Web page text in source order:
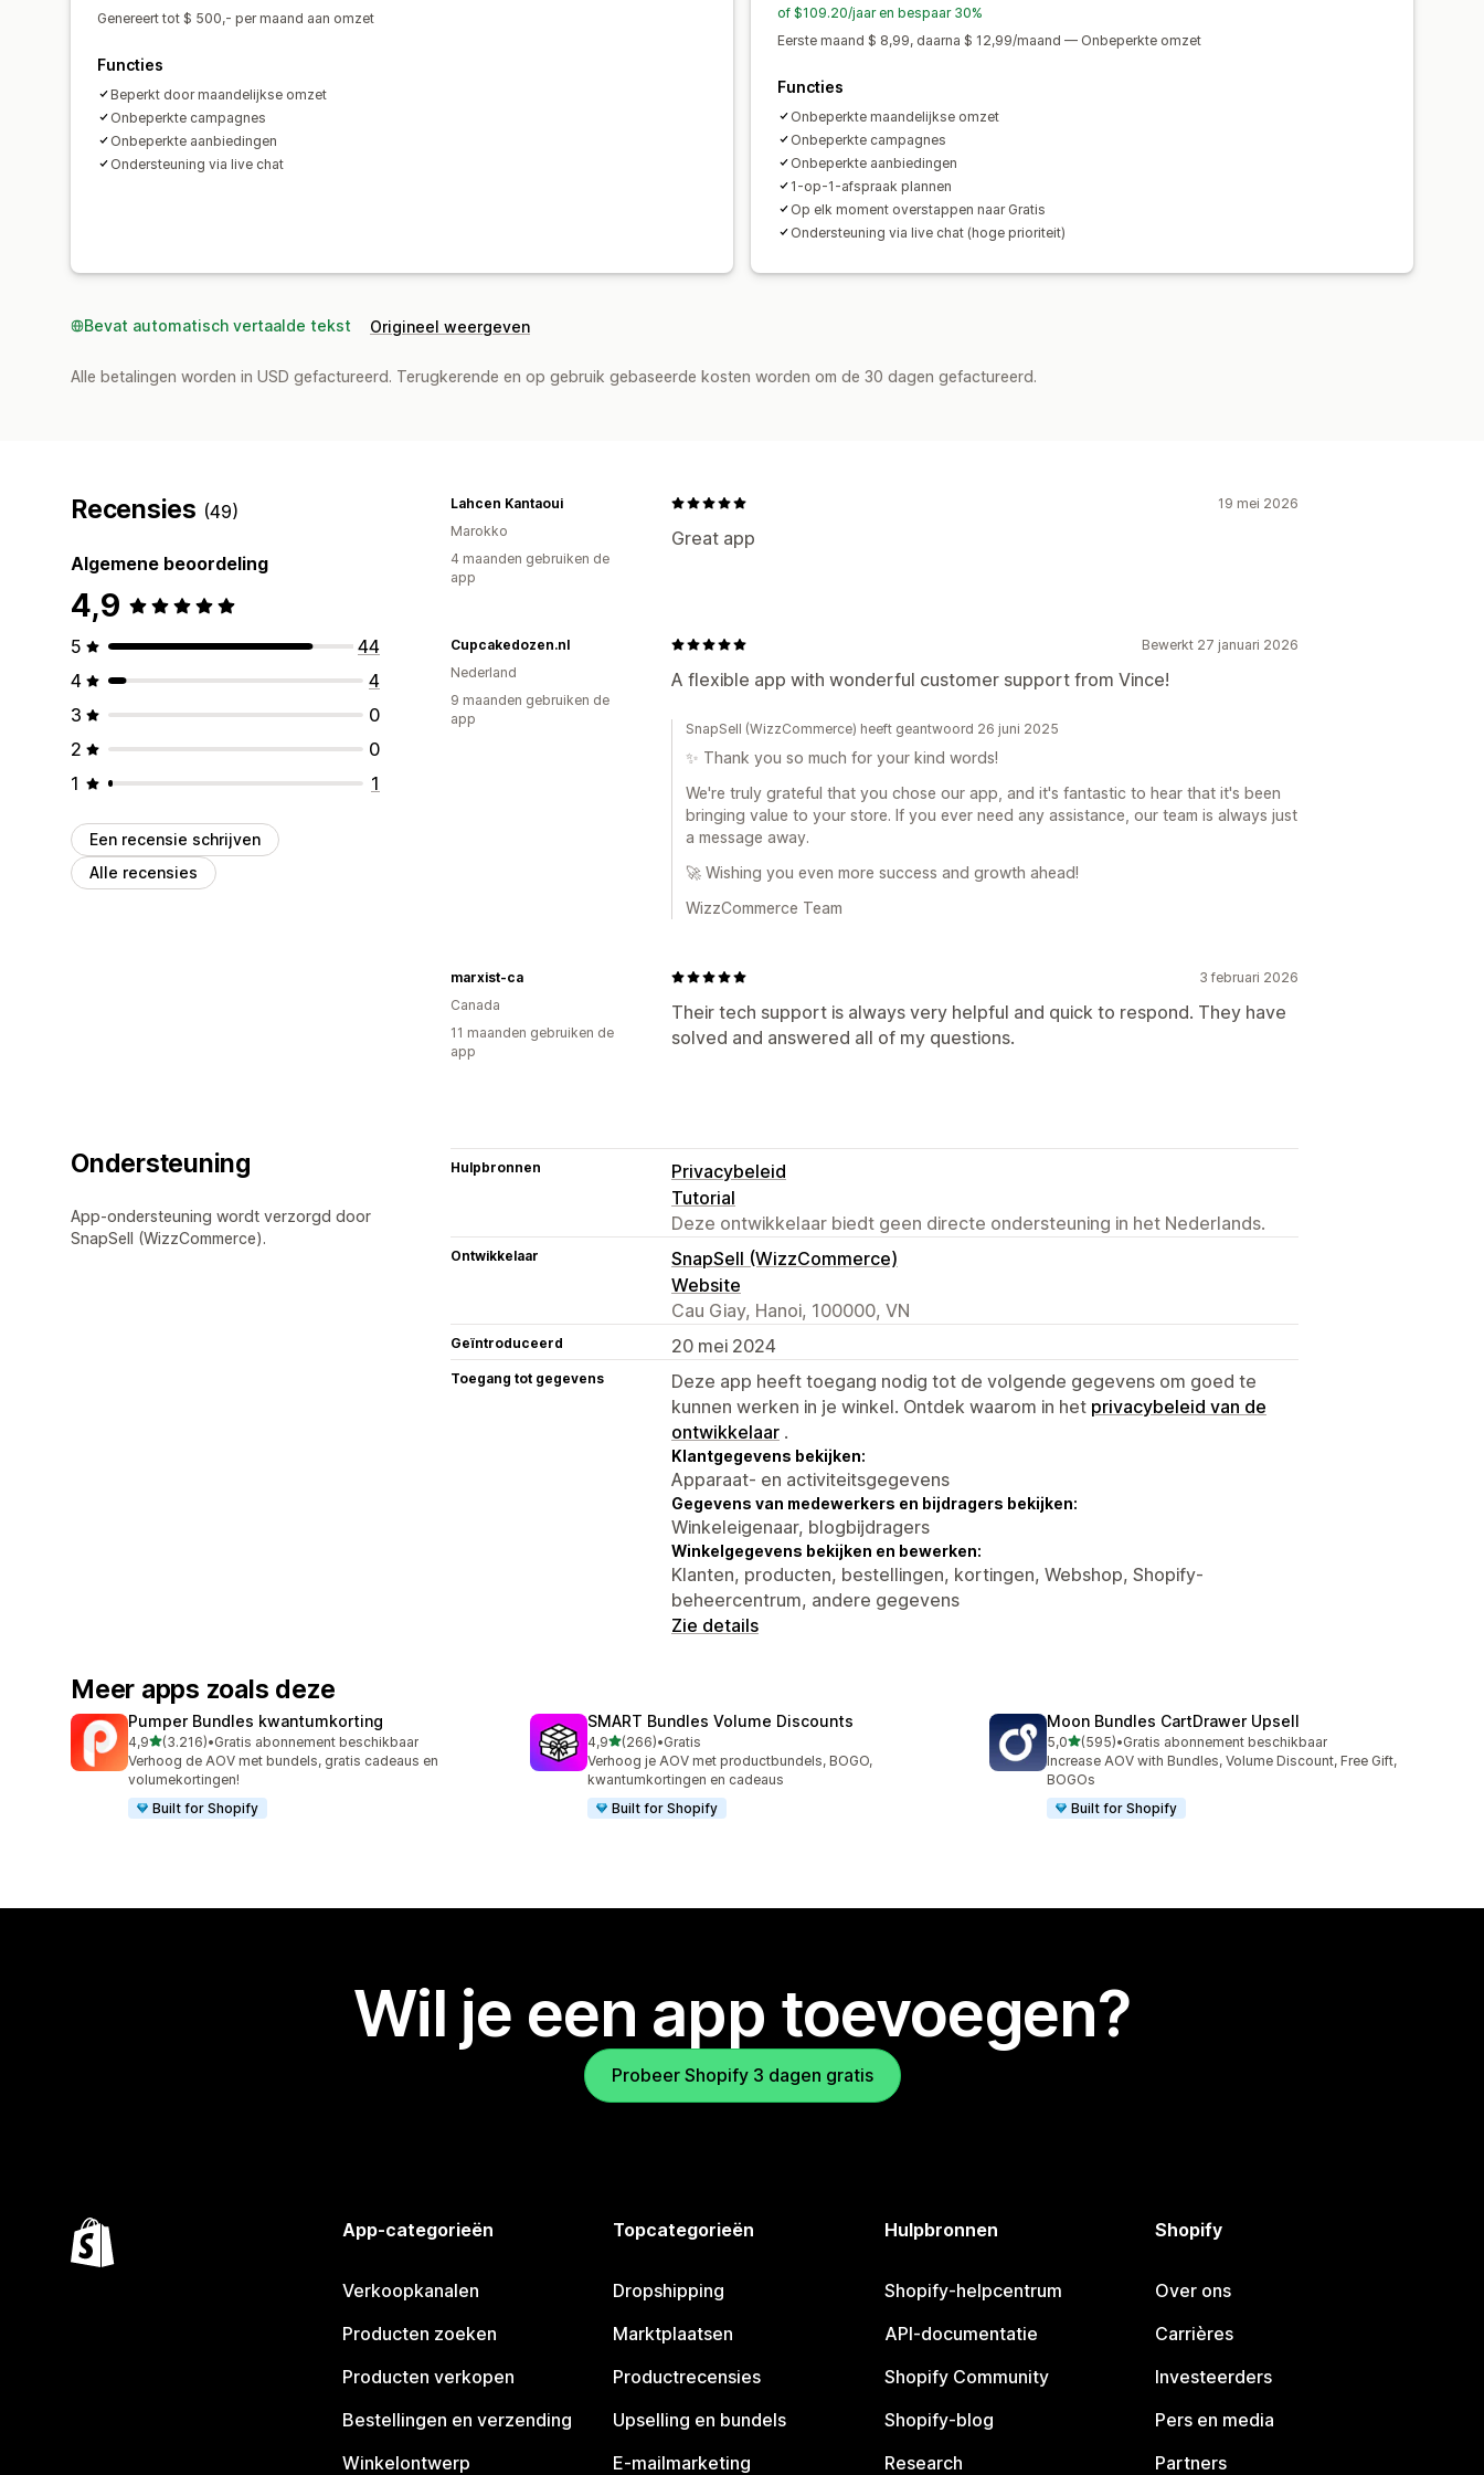
Winkelwagenkortingen Twee voor de prijs van één
Groothandelsprijzen Dynamische prijzen Aangepaste prijzen
Genereert tot $ 500,- per maand aan omzet
Functies
Beperkt door maandelijkse omzet
Onbeperkte campagnes
Onbeperkte aanbiedingen
Ondersteuning via live chat
of $109.20/jaar en bespaar 30%
Eerste maand $ 8,99, daarna $ 12,99/maand — Onbeperkte omzet
Functies
Onbeperkte maandelijkse omzet
Onbeperkte campagnes
Onbeperkte aanbiedingen
1-op-1-afspraak plannen
Op elk moment overstappen naar Gratis
Ondersteuning via live chat (hoge prioriteit)
Bevat automatisch vertaalde tekst Origineel weergeven
Alle betalingen worden in USD gefactureerd. Terugkerende en op gebruik gebaseerde kosten worden om de 30 dagen gefactureerd.
Recensies (49)
Algemene beoordeling
4,9
5
44
4
4
3
0
2
0
1
1
Een recensie schrijven
Alle recensies
19 mei 2026
Great app
Lahcen Kantaoui
Marokko
4 maanden gebruiken de
app
Bewerkt 27 januari 2026
A flexible app with wonderful customer support from Vince!
Cupcakedozen.nl
Nederland
9 maanden gebruiken de
app
SnapSell (WizzCommerce) heeft geantwoord 26 juni 2025
✨ Thank you so much for your kind words!
We're truly grateful that you chose our app, and it's fantastic to hear that it's been
bringing value to your store. If you ever need any assistance, our team is always just
a message away.
🚀 Wishing you even more success and growth ahead!
WizzCommerce Team
3 februari 2026
Their tech support is always very helpful and quick to respond. They have
solved and answered all of my questions.
marxist-ca
Canada
11 maanden gebruiken de
app
Ondersteuning
App-ondersteuning wordt verzorgd door
SnapSell (WizzCommerce).
Hulpbronnen
Privacybeleid
Tutorial
Deze ontwikkelaar biedt geen directe ondersteuning in het Nederlands.
Ontwikkelaar
SnapSell (WizzCommerce)
Website
Cau Giay, Hanoi, 100000, VN
Geïntroduceerd 20 mei 2024
Toegang tot gegevens
Deze app heeft toegang nodig tot de volgende gegevens om goed te
kunnen werken in je winkel. Ontdek waarom in het privacybeleid van de
ontwikkelaar .
Klantgegevens bekijken:
Apparaat- en activiteitsgegevens
Gegevens van medewerkers en bijdragers bekijken:
Winkeleigenaar, blogbijdragers
Winkelgegevens bekijken en bewerken:
Klanten, producten, bestellingen, kortingen, Webshop, Shopify-
beheercentrum, andere gegevens
Zie details
Meer apps zoals deze
Pumper Bundles kwantumkorting
4,9van 5 sterren
(3.216)
3216 recensies in totaal
•Gratis abonnement beschikbaar
Verhoog de AOV met bundels, gratis cadeaus en
volumekortingen!
Built for Shopify
SMART Bundles Volume Discounts
4,9van 5 sterren
(266)
266 recensies in totaal
•Gratis
Verhoog je AOV met productbundels, BOGO,
kwantumkortingen en cadeaus
Built for Shopify
Moon Bundles CartDrawer Upsell
5,0van 5 sterren
(595)
595 recensies in totaal
•Gratis abonnement beschikbaar
Increase AOV with Bundles, Volume Discount, Free Gift,
BOGOs
Built for Shopify
Wil je een app toevoegen?
Probeer Shopify 3 dagen gratis
App-categorieën
Verkoopkanalen
Producten zoeken
Producten verkopen
Bestellingen en verzending
Winkelontwerp
Topcategorieën
Dropshipping
Marktplaatsen
Productrecensies
Upselling en bundels
E-mailmarketing
Hulpbronnen
Shopify-helpcentrum
API-documentatie
Shopify Community
Shopify-blog
Research
Shopify
Over ons
Carrières
Investeerders
Pers en media
Partners